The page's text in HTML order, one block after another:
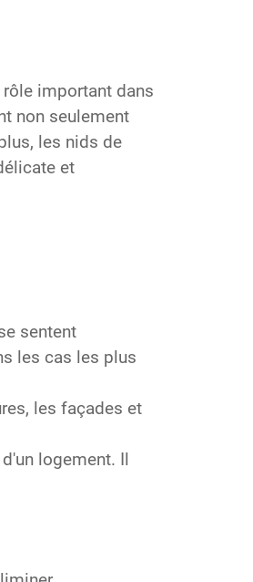
important dans
non seulement
les nids de
et
sentent
les cas les plus
les façades et
logement. Il